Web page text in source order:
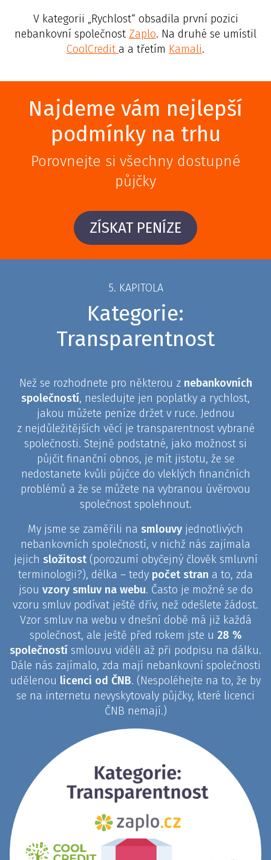
V kategorii „Rychlost“ obsadila první pozici
nebankovní společnost Zaplo. Na druhé se umístil
CoolCredit a a třetím Kamali.
Najdeme vám nejlepší
podmínky na trhu
Porovnejte si všechny dostupné
půjčky
ZÍSKAT PENÍZE
5. KAPITOLA
Kategorie:
Transparentnost
Než se rozhodnete pro některou z nebankovních
společností, nesledujte jen poplatky a rychlost,
jakou můžete peníze držet v ruce. Jednou
z nejdůležitějších věcí je transparentnost vybrané
společnosti. Stejně podstatné, jako možnost si
půjčit finanční obnos, je mít jistotu, že se
nedostanete kvůli půjčce do vleklých finančních
problémů a že se můžete na vybranou úvěrovou
společnost spolehnout.
My jsme se zaměřili na smlouvy jednotlivých
nebankovních společností, v nichž nás zajímala
jejich složitost (porozumí obyčejný člověk smluvní
terminologii?), délka – tedy počet stran a to, zda
jsou vzory smluv na webu. Často je možné se do
vzoru smluv podívat ještě dřív, než odešlete žádost.
Vzor smluv na webu v dnešní době má již každá
společnost, ale ještě před rokem jste u 28 %
společností smlouvu viděli až při podpisu na dálku.
Dále nás zajímalo, zda mají nebankovní společnosti
udělenou licenci od ČNB. (Nespoléhejte na to, že by
se na internetu nevyskytovaly půjčky, které licenci
ČNB nemají.)